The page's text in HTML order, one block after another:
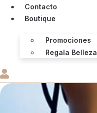
Contacto
Boutique
Promociones
Regala Belleza